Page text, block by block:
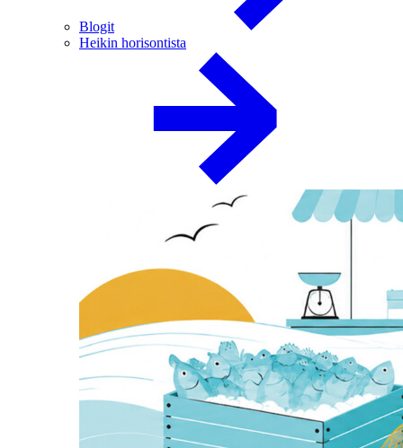
Blogit
Heikin horisontista